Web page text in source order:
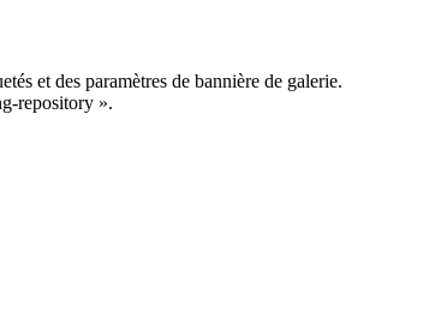
et des paramètres de bannière de galerie.
repository ».